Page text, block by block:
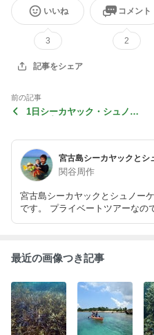
いいね
3
コメント
2
記事をシェア
前の記事
1日シーカヤック・シュノー
関谷周作
宮古島シーカヤックとシュノー
です。 プライベートツアーなの
で不安な方も小さいお子さん連
最近の画像つき記事